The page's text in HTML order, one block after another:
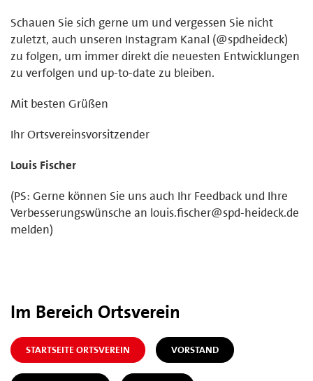
Schauen Sie sich gerne um und vergessen Sie nicht
zuletzt, auch unseren Instagram Kanal (@spdheideck)
zu folgen, um immer direkt die neuesten Entwicklungen
zu verfolgen und up-to-date zu bleiben.
Mit besten Grüßen
Ihr Ortsvereinsvorsitzender
Louis Fischer
(PS: Gerne können Sie uns auch Ihr Feedback und Ihre
Verbesserungswünsche an louis.fischer@spd-heideck.de
melden)
Im Bereich Ortsverein
STARTSEITE ORTSVEREIN VORSTAND